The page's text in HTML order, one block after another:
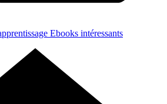
Ebooks intéressants